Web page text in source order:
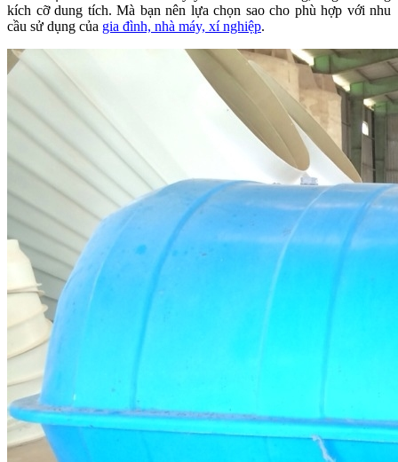
kích cỡ dung tích. Mà bạn nên lựa chọn sao cho phù hợp với nhu
cầu sử dụng của gia đình, nhà máy, xí nghiệp.